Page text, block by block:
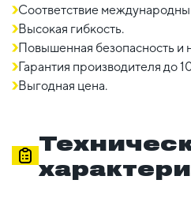
Соответствие
Высокая гибкость.
Повышенная безопасность и
Гарантия производителя до
Выгодная цена.